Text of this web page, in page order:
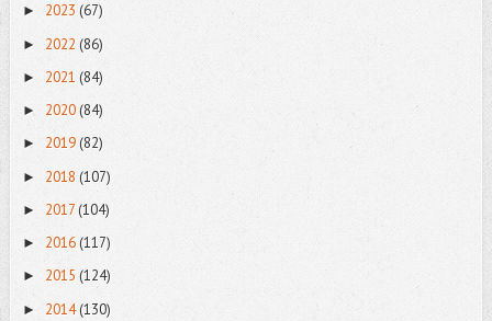
► 2023 (67)
► 2022 (86)
► 2021 (84)
► 2020(84)
► 2019 (82)
► 2018 (107)
► 2017(104)
► 2016 (117)
► 2015 (124)
► 2014(130)